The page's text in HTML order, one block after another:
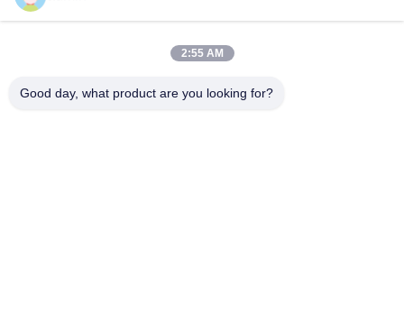
2:55 AM
Good day, what product are you looking for?